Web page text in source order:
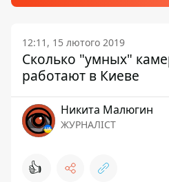
12:11, 15 лютого 2019
Сколько "умных"
работают в Киеве
Никита Малюгин
ЖУРНАЛІСТ
👍